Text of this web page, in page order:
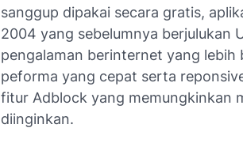
sanggup dipakai secara gratis,
2004 yang sebelumnya berjulukan
pengalaman berinternet yang lebih
peforma yang cepat serta
fitur Adblock yang memungkinkan
diinginkan.